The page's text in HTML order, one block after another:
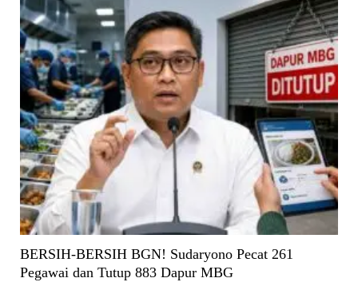
BERSIH-BERSIH BGN! Sudaryono Pecat 261
Pegawai dan Tutup 883 Dapur MBG